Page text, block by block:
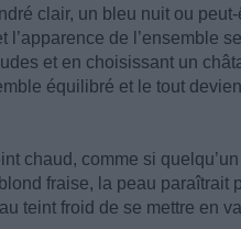
clair, un bleu nuit ou peut-
de l’ensemble
et en choisissant un
équilibré et le tout
chaud, comme si
fraise, la peau paraîtrait
teint froid de se mettre en